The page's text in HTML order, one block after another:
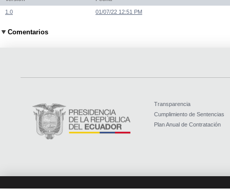
1.0 01/07/22 12:51 PM
Comentarios
Transparencia
Cumplimiento de Sentencias
Plan Anual de Contratación